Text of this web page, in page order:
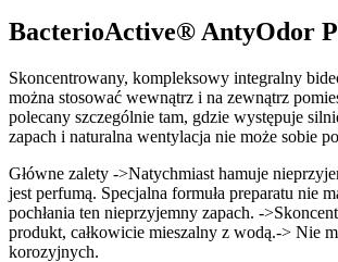
BacterioActive® AntyOdor
Skoncentrowany, kompleksowy integralny
można stosować wewnątrz i na zewnątrz
polecany szczególnie tam, gdzie występuje
zapach i naturalna wentylacja nie może sobie
Główne zalety ->Natychmiast hamuje
jest perfumą. Specjalna formuła preparatu nie
pochłania ten nieprzyjemny zapach. -
produkt, całkowicie mieszalny z wodą.-> Nie
korozyjnych.